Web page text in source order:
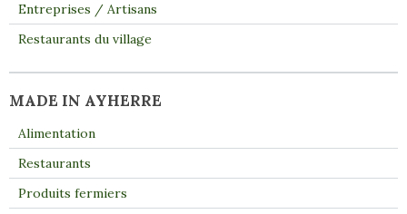
Entreprises / Artisans
Restaurants du village
MADE IN AYHERRE
Alimentation
Restaurants
Produits fermiers